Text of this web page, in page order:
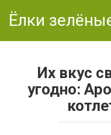
Ёлки
Их вкус
угодно: